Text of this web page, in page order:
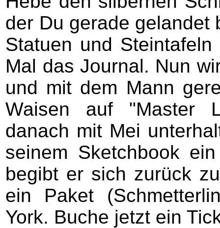
der Du gerade gelandet
Statuen und
Mal das Journal. Nun
und mit dem Mann
Waisen auf "Master
danach mit Mei
seinem Sketchbook
begibt er sich zurück
ein Paket
York. Buche jetzt ein